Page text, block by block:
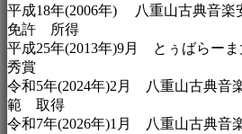
平成18年(2006年) 八重山古典音
免許 所得
平成25年(2013年)9月 とぅばらー
秀賞
令和5年(2024年)2月 八重山古典音
範 取得
令和7年(2026年)1月 八重山古典音